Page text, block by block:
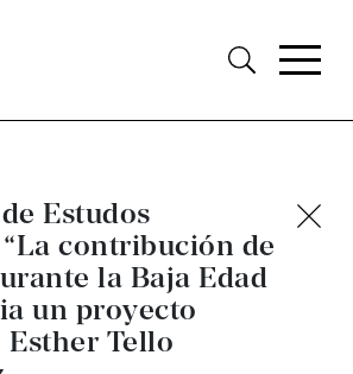
Estudos
contribución de
la Baja Edad
un proyecto
Esther Tello